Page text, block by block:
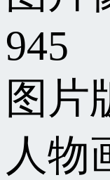
945
图片
人物